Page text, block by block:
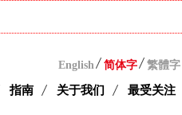
English 简体字 繁體字
指南 关于我们 最受关注